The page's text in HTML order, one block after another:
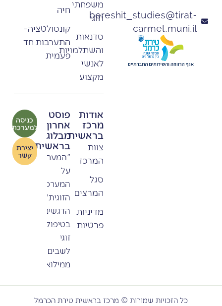
bereshit_studies@tirat-
carmel.muni.il
משפחתי
וזוגי
סדנאות
והשתלמויות
לאנשי
מקצוע
חיה
קונסולטציה-
התערבות חד
פעמית
אודות
מרכז
בראשית
צוות
המרכז
סגל
המרצים
מדיניות
פרטיות
פוסט
אחרון
מבלוג
בראשית
"המערכה
על
המערכת
הזוגית"
הדגשים
בטיפול
זוגי
לשבים
ממילואים
כניסה
למערכת
יצירת
קשר
כל הזכויות שמורות © מרכז בראשית טירת הכרמל